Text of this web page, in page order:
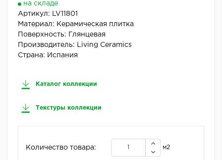
на складе
Артикул:
LV11801
Материал: Керамическая плитка
Поверхность:
Глянцевая
Производитель:
Living Ceramics
Страна: Испания
Каталог коллекции
Текстуры коллекции
Количество товара: м2